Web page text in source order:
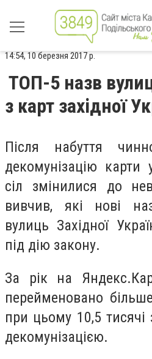
14:54, 10 березня 2017 р.
ТОП-5 назв
з карт західної
Після набуття
декомунізацію карти
сіл змінилися до
вивчив, які нові
вулиць Західної
під дію закону.
За рік на
перейменовано
при цьому 10,5 тисячі
декомунізацією.